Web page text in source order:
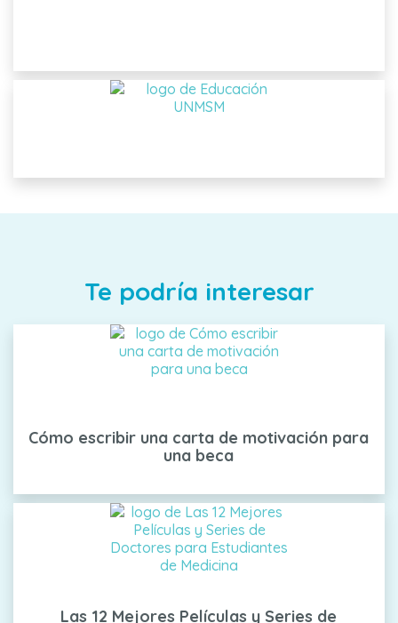
Te podría interesar
Cómo escribir una carta de motivación para
una beca
Las 12 Mejores Películas y Series de